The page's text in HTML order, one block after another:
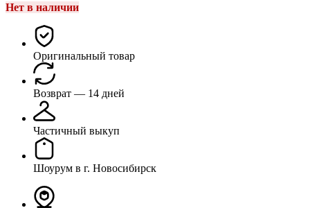
Нет в наличии
Оригинальный товар
Возврат — 14 дней
Частичный выкуп
Шоурум в г. Новосибирск